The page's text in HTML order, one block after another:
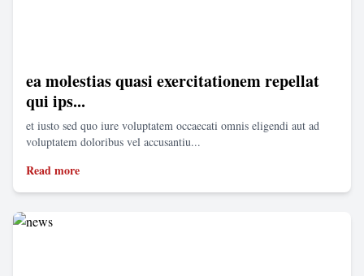
ea molestias quasi exercitationem repellat
qui ips...
et iusto sed quo iure voluptatem occaecati omnis eligendi aut ad
voluptatem doloribus vel accusantiu...
Read more